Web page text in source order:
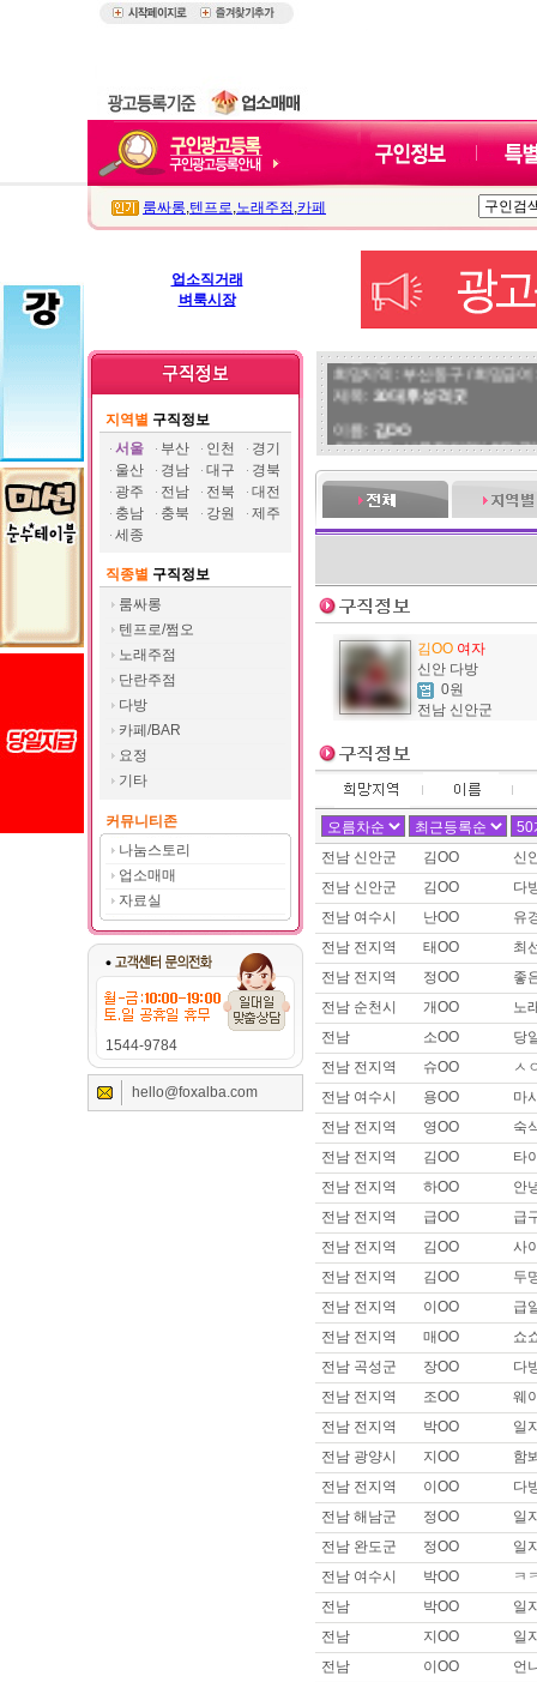
룸싸롱,텐프로,노래주점 ,카페
업소직거래
벼룩시장
지역별 구직정보
서울
부산 인천
경기
울산
경남 대구
경북
광주
전남 전북
대전
충남
충북 강원
제주
세종
직종별 구직정보
룸싸롱
텐프로/쩜오
노래주점
단란주점
다방
카페/BAR
요정
기타
커뮤니티존
나눔스토리
업소매매
자료실
1544-9784
hello@foxalba.com
이름 :정OO
희망지역 : 부산 동구 / 희망급
제목 : 30대후 성격굿
이름 : 김OO
희망지역 : 서울 전지역 / 희망
제목 :말 잘하는 77사이즈 모던
이름 :쿠OO
희망지역 : 서울 전지역 / 희망
제목 :트젠 쉬멜입니다.
희망지역 : 경기 고양시 / 희망
제목 : 여장시디 필요하신분 찾
이름 :두OO
희망지역 : 경기 수원시 / 희망
제목 :유흥쪽,밤일,운적일자리
희망지역 : 전남 신안군 / 희망
제목 :신안 다방
희망지역 : 전남 신안군 / 희망
제목 :다방일 구해요.
이름 :예OO
희망지역 : 경남 전지역 / 희망
제목 :애교많은 >_<예리 !! 열
이름 :덴OO
희망지역 : 서울 강남구 / 희망
제목 :센스넘치는 이십대 실장,
이름 :토OO
희망지역 : 경기 화성시 / 희망
제목 :구인구직합니다
이름 :이OO
희망지역 : 서울 전지역 / 희망
제목 :안녕하세요
이름 :고OO
희망지역 : 경기 안산시 / 희망
제목 :사이즈 큰데 일 가능할까
이름 : 이OO
희망지역 : 경기 수원시 / 희망
제목 :자차 // 운전 실장 합니다
이름 :SOO
희망지역 : 경기 수원시 / 희망
제목 :안녕하세요
이름 : 세OO
희망지역 : 서울 강남구 / 희망
제목 :자차보유로 할수있는 일
이름 :트OO
희망지역 : 서울 전지역 / 희망
제목 :트젠선희
이름 :쇠OO
희망지역 : 서울 강서구 / 희망
제목 :매니저,실장급으로 구직
이름 :
희망지역 : 부산 북구 / 희망급
제목 :
부산이구~일자리구해욥
김OO 여자
신안 다방
0원
전남 신안군
전남 신안군 김OO
신
전남 신안군
김OO
다
전남 여수시
난OO
유
전남 전지역
태OO
최
전남 전지역
정OO
좋
전남 순천시
개OO
노
전남
소OO
당
전남 전지역
슈OO
ㅅ
전남 여수시
용OO
마
전남 전지역
영OO
숙
전남 전지역
김OO
타
전남 전지역
하OO
안
전남 전지역
급OO
급
전남 전지역
김OO
사
전남 전지역
김OO
두
전남 전지역
이OO
급
전남 전지역
매OO
쇼
전남 곡성군
장OO
다
전남 전지역
조OO
웨
전남 전지역
박OO
일
전남 광양시
지OO
함
전남 전지역
이OO
다
전남 해남군
정OO
일
전남 완도군
정OO
일
전남 여수시
박OO
ㅋ
전남
박OO
일
전남
지OO
일
전남
이OO
언